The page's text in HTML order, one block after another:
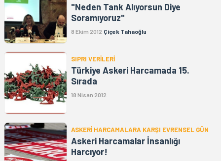
"Neden Tank Alıyorsun Diye
Soramıyoruz"
8 Ekim 2012 Çiçek Tahaoğlu
SIPRI VERİLERİ
Türkiye Askeri Harcamada 15.
Sırada
18 Nisan 2012
ASKERİ HARCAMALARA KARŞI EVRENSEL GÜN
Askeri Harcamalar İnsanlığı
Harcıyor!